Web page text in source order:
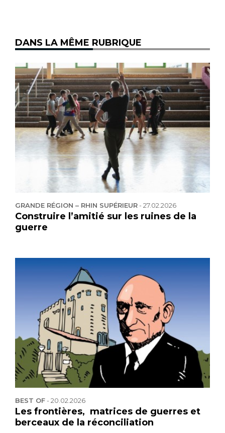
DANS LA MÊME RUBRIQUE
GRANDE RÉGION – RHIN SUPÉRIEUR-27.02.2026
Construire l’amitié sur les ruines de la
guerre
BEST OF-20.02.2026
Les frontières, matrices de guerres et
berceaux de la réconciliation